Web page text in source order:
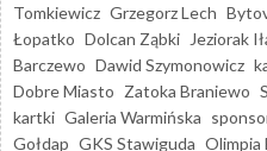
Tomkiewicz Grzegorz Lech
Łopatko Dolcan Ząbki Jeziorak
Barczewo Dawid Szymonowicz
Dobre Miasto Zatoka Braniewo
kartki Galeria Warmińska
Gołdap GKS Stawiguda Olimpia